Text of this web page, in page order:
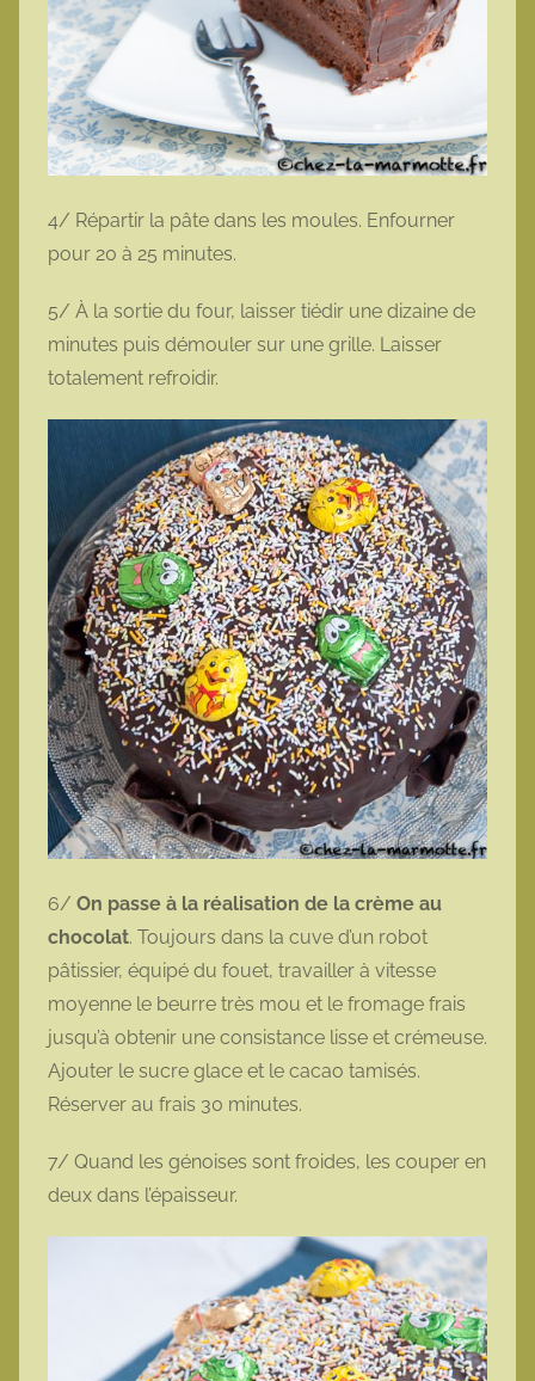
4/ Répartir la pâte dans les moules. Enfourner
pour 20 à 25 minutes.
5/ À la sortie du four, laisser tiédir une dizaine de
minutes puis démouler sur une grille. Laisser
totalement refroidir.
6/ On passe à la réalisation de la crème au
chocolat. Toujours dans la cuve d’un robot
pâtissier, équipé du fouet, travailler à vitesse
moyenne le beurre très mou et le fromage frais
jusqu’à obtenir une consistance lisse et crémeuse.
Ajouter le sucre glace et le cacao tamisés.
Réserver au frais 30 minutes.
7/ Quand les génoises sont froides, les couper en
deux dans l’épaisseur.